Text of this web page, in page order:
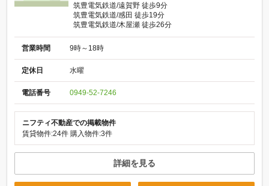
筑豊電気鉄道/遠賀野 徒歩9分
筑豊電気鉄道/感田 徒歩19分
筑豊電気鉄道/木屋瀬 徒歩26分
営業時間 9時～18時
定休日 水曜
電話番号 0949-52-7246
ニフティ不動産での掲載物件
賃貸物件:24件 購入物件:3件
詳細を見る